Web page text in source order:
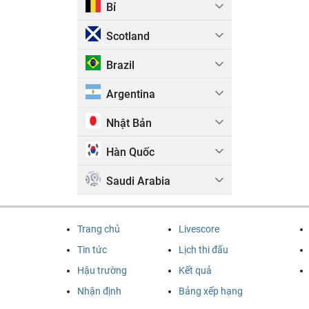
Bỉ
Scotland
Brazil
Argentina
Nhật Bản
Hàn Quốc
Saudi Arabia
Trang chủ
Tin tức
Hậu trường
Nhận định
Livescore
Lịch thi đấu
Kết quả
Bảng xếp hạng